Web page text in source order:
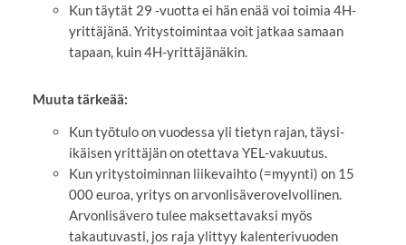
Kun täytät 29 -vuotta ei hän enää voi toimia 4H-
yrittäjänä. Yritystoimintaa voit jatkaa samaan
tapaan, kuin 4H-yrittäjänäkin.
Muuta tärkeää:
Kun työtulo on vuodessa yli tietyn rajan, täysi-
ikäisen yrittäjän on otettava YEL-vakuutus.
Kun yritystoiminnan liikevaihto (=myynti) on 15
000 euroa, yritys on arvonlisäverovelvollinen.
Arvonlisävero tulee maksettavaksi myös
takautuvasti, jos raja ylittyy kalenterivuoden